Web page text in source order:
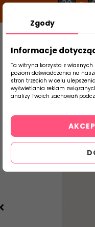
20 g
Strona Główna
Zgody
Informacje
Ta witryna korzysta z
poziom doświadczenia na
stron trzecich w celu
wyświetlania reklam
analizy Twoich zachowań